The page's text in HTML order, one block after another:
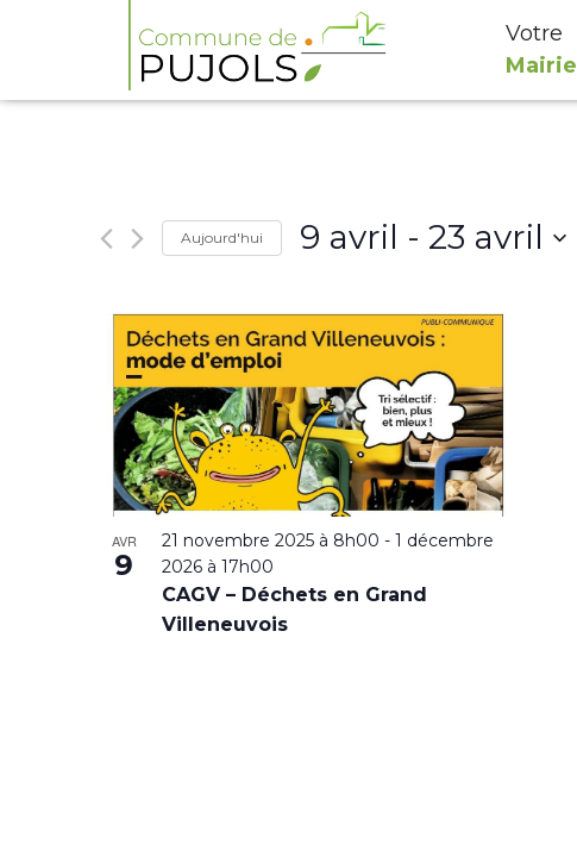
Votre
Mairie
Aujourd'hui 9 avril - 23 avril
date.
AVR
9
21 novembre 2025 à 8h00 - 1 décembre
2026 à 17h00
CAGV – Déchets en Grand
Villeneuvois